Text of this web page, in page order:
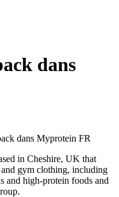
dans
dans Myprotein FR
in Cheshire, UK that
gym clothing, including
and high-protein foods and